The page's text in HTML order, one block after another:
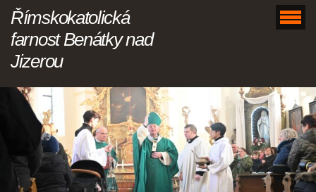
Římskokatolická
farnost Benátky nad
Jizerou